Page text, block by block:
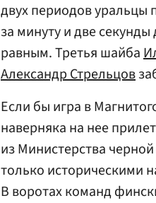
двух периодов уральцы
за минуту и две
равным. Третья шайба
Александр Стрельцов
Если бы игра в
наверняка на нее
из Министерства
только историческими
В воротах команд